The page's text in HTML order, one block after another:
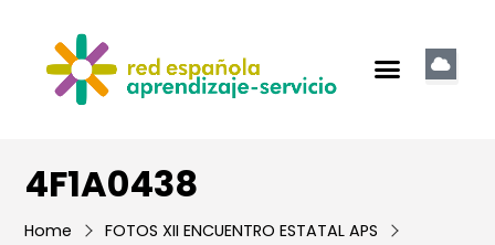
4F1A0438
Home
FOTOS XII ENCUENTRO ESTATAL APS